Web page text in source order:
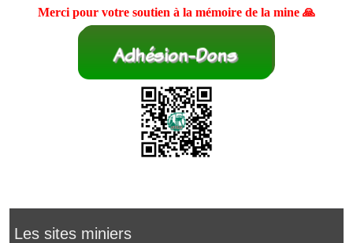
Merci pour votre soutien à la mémoire de la mine 🙏
Les sites miniers